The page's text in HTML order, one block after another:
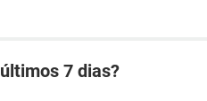
7 dias?